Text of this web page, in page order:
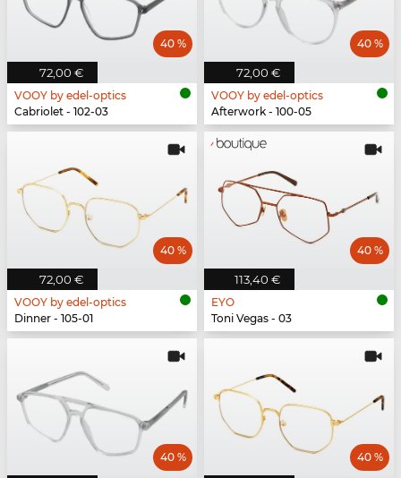
72,00 €
40 %
VOOY by edel-optics
Cabriolet - 102-03
72,00 €
40 %
VOOY by edel-optics
Afterwork - 100-05
72,00 €
40 %
VOOY by edel-optics
Dinner - 105-01
113,40 €
40 %
EYO
Toni Vegas - 03
40 % 40 %